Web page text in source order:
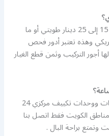
يتراوح سعر تصليح تكييف مركزي من 15 إلى 25 دينار طويتي أو ما
50 إلى 80 دولار امريكي وهذه تعتبر أدور فحص
أجور التركيب وثمن قطع الغيار
نعم يوجد خدمة صيانة وتصليح مكيفات ووحدات تكييف مركزي 24
الاسبوع 24/7 بجميع مناطق الكويت فقط اتصل بنا
براحة البال .